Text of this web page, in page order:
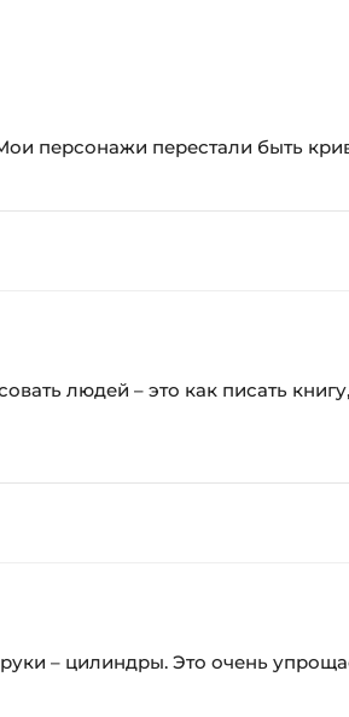
персонажи перестали быть
людей – это как писать
– цилиндры. Это очень